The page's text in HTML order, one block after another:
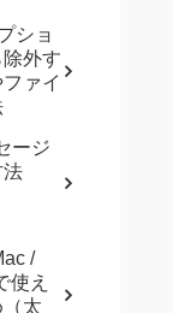
ショ
外す
ァイ
ージ
法
/
使え
太